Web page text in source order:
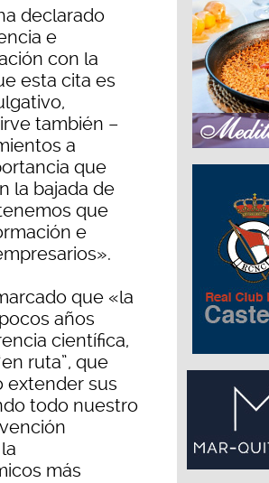
declarado
e
con la
esta cita es
también –
a
que
la bajada de
que
e
que «la
años
científica,
ruta”, que
extender sus
todo nuestro
más